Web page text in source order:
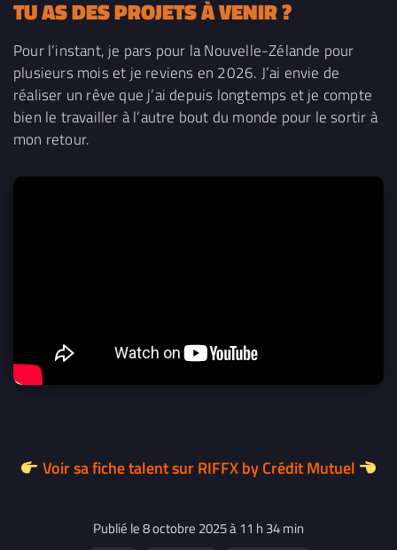
TU AS DES PROJETS À VENIR ?
Pour l’instant, je pars pour la Nouvelle-Zélande pour
plusieurs mois et je reviens en 2026. J’ai envie de
réaliser un rêve que j’ai depuis longtemps et je compte
bien le travailler à l’autre bout du monde pour le sortir à
mon retour.
Voir sa fiche talent sur RIFFX by Crédit Mutuel
Publié le 8 octobre 2025 à 11 h 34 min